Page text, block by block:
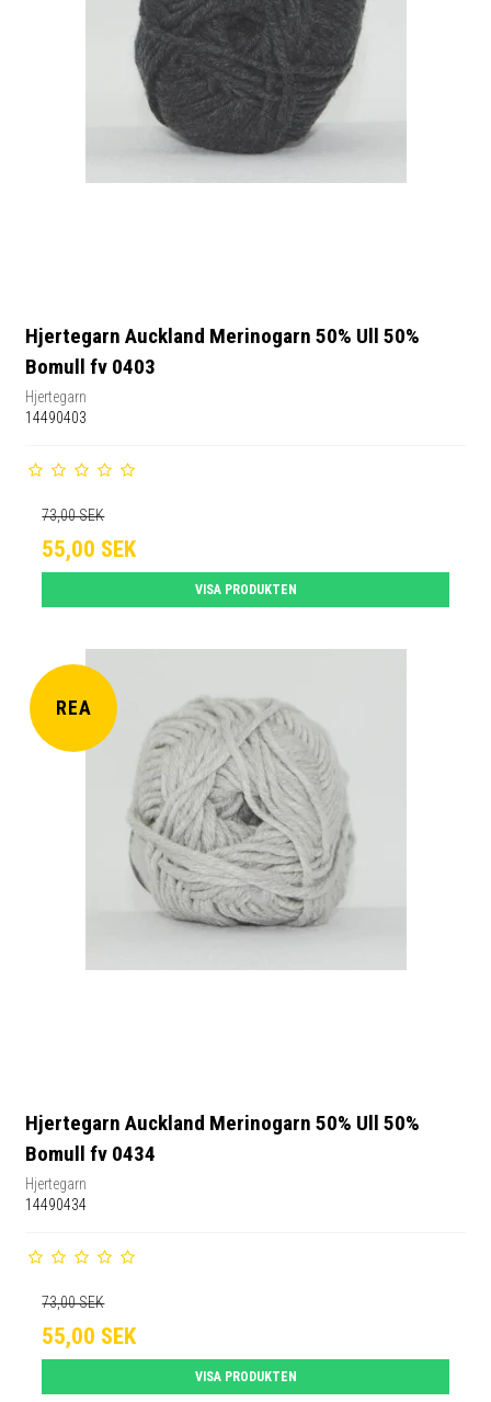
Hjertegarn Auckland Merinogarn 50% Ull 50%
Bomull fv 0403
Hjertegarn
14490403
73,00 SEK
55,00 SEK
VISA PRODUKTEN
REA
Hjertegarn Auckland Merinogarn 50% Ull 50%
Bomull fv 0434
Hjertegarn
14490434
73,00 SEK
55,00 SEK
VISA PRODUKTEN